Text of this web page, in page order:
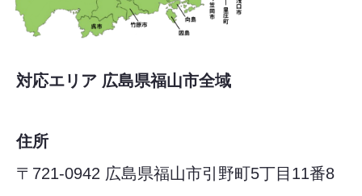
対応エリア 広島県福山市全域
住所
〒721-0942 広島県福山市引野町5丁目11番8